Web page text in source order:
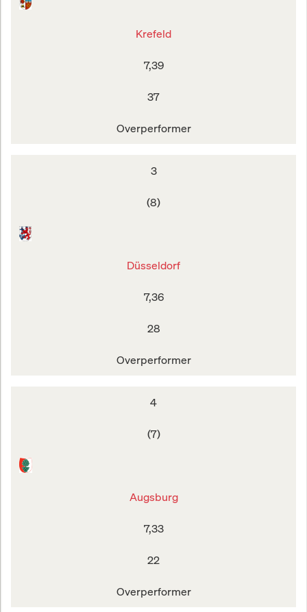
Krefeld
7,39
37
Overperformer
3
(8)
Düsseldorf
7,36
28
Overperformer
4
(7)
Augsburg
7,33
22
Overperformer